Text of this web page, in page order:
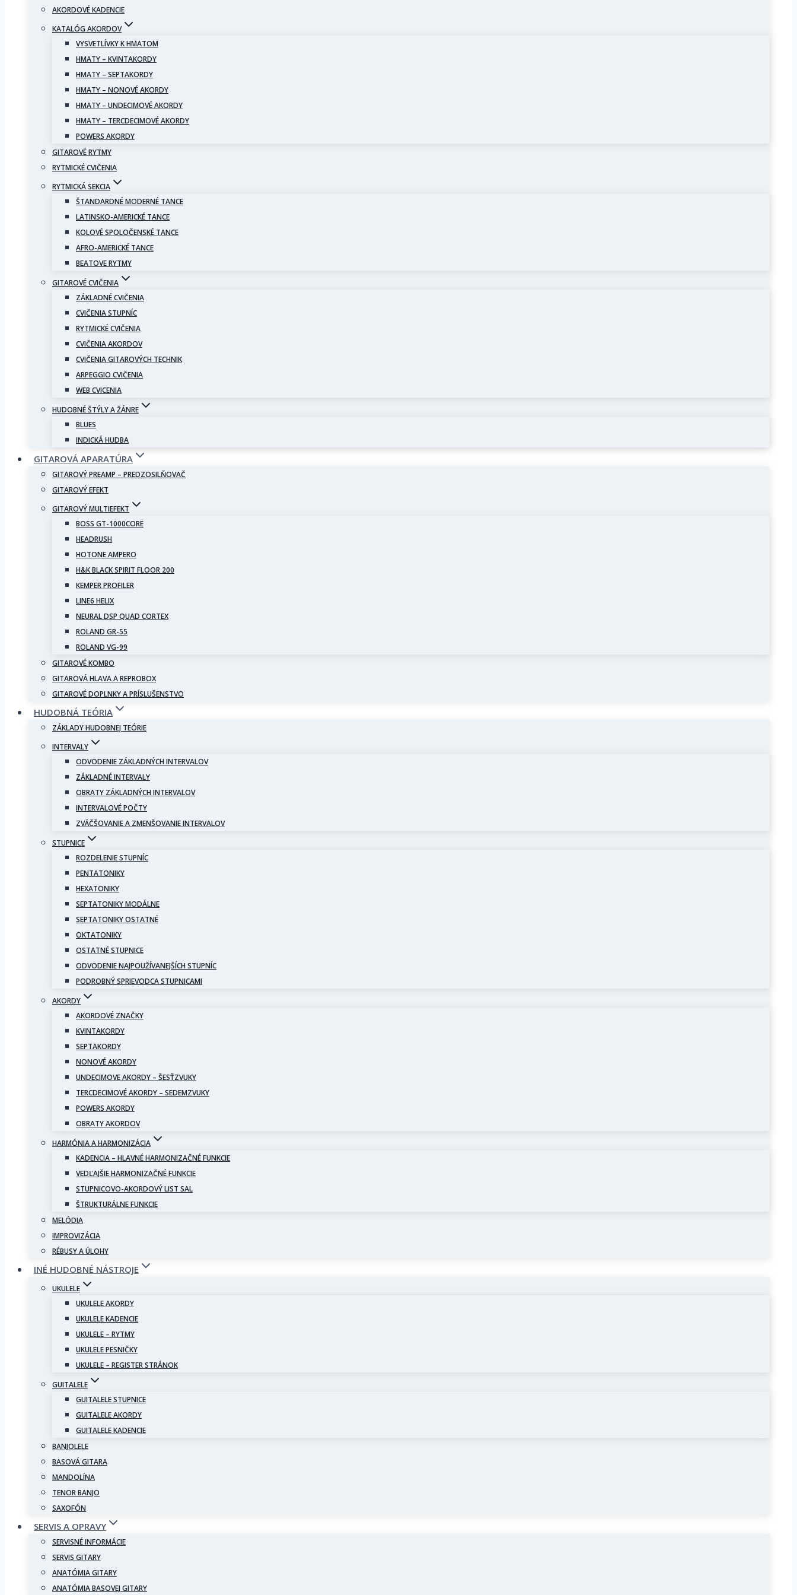
AKORDOVÉ KADENCIE
KATALÓG AKORDOV
VYSVETLÍVKY K HMATOM
HMATY – KVINTAKORDY
HMATY – SEPTAKORDY
HMATY – NONOVÉ AKORDY
HMATY – UNDECIMOVÉ AKORDY
HMATY – TERCDECIMOVÉ AKORDY
POWERS AKORDY
GITAROVÉ RYTMY
RYTMICKÉ CVIČENIA
RYTMICKÁ SEKCIA
ŠTANDARDNÉ MODERNÉ TANCE
LATINSKO-AMERICKÉ TANCE
KOLOVÉ SPOLOČENSKÉ TANCE
AFRO-AMERICKÉ TANCE
BEATOVE RYTMY
GITAROVÉ CVIČENIA
ZÁKLADNÉ CVIČENIA
CVIČENIA STUPNÍC
RYTMICKÉ CVIČENIA
CVIČENIA AKORDOV
CVIČENIA GITAROVÝCH TECHNIK
ARPEGGIO CVIČENIA
WEB CVICENIA
HUDOBNÉ ŠTÝLY A ŽÁNRE
BLUES
INDICKÁ HUDBA
GITAROVÁ APARATÚRA
GITAROVÝ PREAMP – PREDZOSILŇOVAČ
GITAROVÝ EFEKT
GITAROVÝ MULTIEFEKT
BOSS GT-1000CORE
HEADRUSH
HOTONE AMPERO
H&K BLACK SPIRIT FLOOR 200
KEMPER PROFILER
LINE6 HELIX
NEURAL DSP QUAD CORTEX
ROLAND GR-55
ROLAND VG-99
GITAROVÉ KOMBO
GITAROVÁ HLAVA A REPROBOX
GITAROVÉ DOPLNKY A PRÍSLUŠENSTVO
HUDOBNÁ TEÓRIA
ZÁKLADY HUDOBNEJ TEÓRIE
INTERVALY
ODVODENIE ZÁKLADNÝCH INTERVALOV
ZÁKLADNÉ INTERVALY
OBRATY ZÁKLADNÝCH INTERVALOV
INTERVALOVÉ POČTY
ZVÄČŠOVANIE A ZMENŠOVANIE INTERVALOV
STUPNICE
ROZDELENIE STUPNÍC
PENTATONIKY
HEXATONIKY
SEPTATONIKY MODÁLNE
SEPTATONIKY OSTATNÉ
OKTATONIKY
OSTATNÉ STUPNICE
ODVODENIE NAJPOUŽÍVANEJŠÍCH STUPNÍC
PODROBNÝ SPRIEVODCA STUPNICAMI
AKORDY
AKORDOVÉ ZNAČKY
KVINTAKORDY
SEPTAKORDY
NONOVÉ AKORDY
UNDECIMOVE AKORDY – ŠESŤZVUKY
TERCDECIMOVÉ AKORDY – SEDEMZVUKY
POWERS AKORDY
OBRATY AKORDOV
HARMÓNIA A HARMONIZÁCIA
KADENCIA – HLAVNÉ HARMONIZAČNÉ FUNKCIE
VEDĽAJŠIE HARMONIZAČNÉ FUNKCIE
STUPNICOVO-AKORDOVÝ LIST SAL
ŠTRUKTURÁLNE FUNKCIE
MELÓDIA
IMPROVIZÁCIA
RÉBUSY A ÚLOHY
INÉ HUDOBNÉ NÁSTROJE
UKULELE
UKULELE AKORDY
UKULELE KADENCIE
UKULELE – RYTMY
UKULELE PESNIČKY
UKULELE – REGISTER STRÁNOK
GUITALELE
GUITALELE STUPNICE
GUITALELE AKORDY
GUITALELE KADENCIE
BANJOLELE
BASOVÁ GITARA
MANDOLÍNA
TENOR BANJO
SAXOFÓN
SERVIS A OPRAVY
SERVISNÉ INFORMÁCIE
SERVIS GITARY
ANATÓMIA GITARY
ANATÓMIA BASOVEJ GITARY